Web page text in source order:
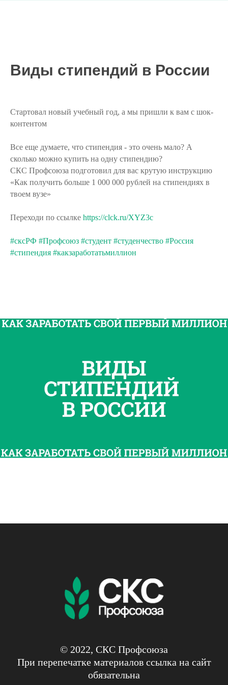
Виды стипендий в России
Стартовал новый учебный год, а мы пришли к вам с шок-
контентом
Все еще думаете, что стипендия - это очень мало? А
сколько можно купить на одну стипендию?
СКС Профсоюза подготовил для вас крутую инструкцию
«Как получить больше 1 000 000 рублей на стипендиях в
твоем вузе»
Переходи по ссылке https://clck.ru/XYZ3c
#сксРФ #Профсоюз #студент #студенчество #Россия
#стипендия #какзаработатьмиллион
© 2022, СКС Профсоюза
При перепечатке материалов ссылка на сайт
обязательна